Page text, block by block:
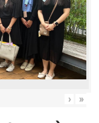
› »